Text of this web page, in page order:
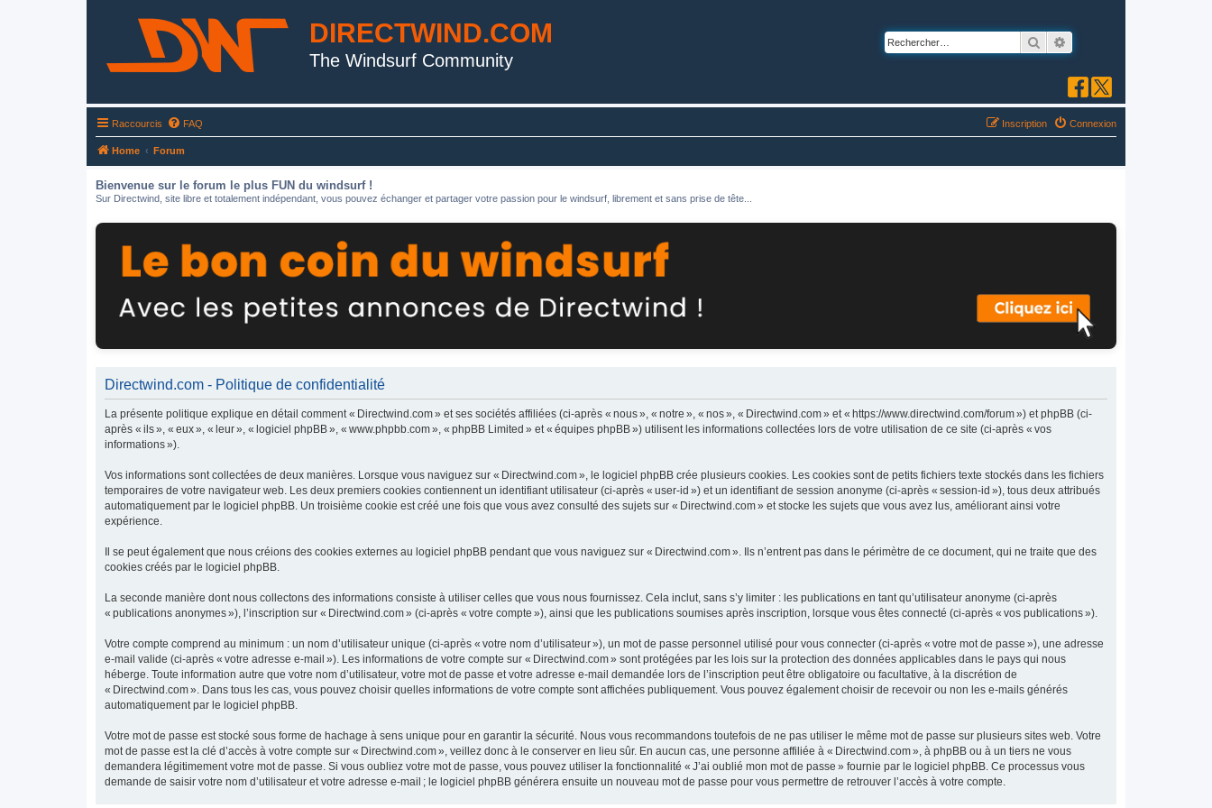
DIRECTWIND.COM
The Windsurf Community
Rechercher
Raccourcis FAQ Connexion
Inscription
Home Forum
Bienvenue sur le forum le plus FUN du windsurf !
Sur Directwind, site libre et totalement indépendant, vous pouvez échanger et partager votre passion pour le windsurf, librement et sans prise de tête...
Directwind.com - Politique de confidentialité
La présente politique explique en détail comment « Directwind.com » et ses sociétés affiliées (ci-après « nous », « notre », « nos », « Directwind.com » et « https://www.directwind.com/forum ») et phpBB (ci-
après « ils », « eux », « leur », « logiciel phpBB », « www.phpbb.com », « phpBB Limited » et « équipes phpBB ») utilisent les informations collectées lors de votre utilisation de ce site (ci-après « vos
informations »).
Vos informations sont collectées de deux manières. Lorsque vous naviguez sur « Directwind.com », le logiciel phpBB crée plusieurs cookies. Les cookies sont de petits fichiers texte stockés dans les fichiers
temporaires de votre navigateur web. Les deux premiers cookies contiennent un identifiant utilisateur (ci-après « user-id ») et un identifiant de session anonyme (ci-après « session-id »), tous deux attribués
automatiquement par le logiciel phpBB. Un troisième cookie est créé une fois que vous avez consulté des sujets sur « Directwind.com » et stocke les sujets que vous avez lus, améliorant ainsi votre
expérience.
Il se peut également que nous créions des cookies externes au logiciel phpBB pendant que vous naviguez sur « Directwind.com ». Ils n’entrent pas dans le périmètre de ce document, qui ne traite que des
cookies créés par le logiciel phpBB.
La seconde manière dont nous collectons des informations consiste à utiliser celles que vous nous fournissez. Cela inclut, sans s’y limiter : les publications en tant qu’utilisateur anonyme (ci-après
« publications anonymes »), l’inscription sur « Directwind.com » (ci-après « votre compte »), ainsi que les publications soumises après inscription, lorsque vous êtes connecté (ci-après « vos publications »).
Votre compte comprend au minimum : un nom d’utilisateur unique (ci-après « votre nom d’utilisateur »), un mot de passe personnel utilisé pour vous connecter (ci-après « votre mot de passe »), une adresse
e-mail valide (ci-après « votre adresse e-mail »). Les informations de votre compte sur « Directwind.com » sont protégées par les lois sur la protection des données applicables dans le pays qui nous
héberge. Toute information autre que votre nom d’utilisateur, votre mot de passe et votre adresse e-mail demandée lors de l’inscription peut être obligatoire ou facultative, à la discrétion de
« Directwind.com ». Dans tous les cas, vous pouvez choisir quelles informations de votre compte sont affichées publiquement. Vous pouvez également choisir de recevoir ou non les e-mails générés
automatiquement par le logiciel phpBB.
Votre mot de passe est stocké sous forme de hachage à sens unique pour en garantir la sécurité. Nous vous recommandons toutefois de ne pas utiliser le même mot de passe sur plusieurs sites web. Votre
mot de passe est la clé d’accès à votre compte sur « Directwind.com », veillez donc à le conserver en lieu sûr. En aucun cas, une personne affiliée à « Directwind.com », à phpBB ou à un tiers ne vous
demandera légitimement votre mot de passe. Si vous oubliez votre mot de passe, vous pouvez utiliser la fonctionnalité « J’ai oublié mon mot de passe » fournie par le logiciel phpBB. Ce processus vous
demande de saisir votre nom d’utilisateur et votre adresse e-mail ; le logiciel phpBB générera ensuite un nouveau mot de passe pour vous permettre de retrouver l’accès à votre compte.